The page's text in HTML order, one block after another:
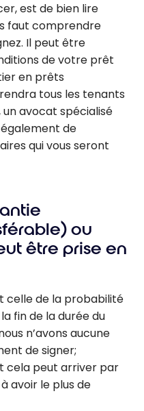
est de bien lire
faut comprendre
Il peut être
de votre prêt
en prêts
tous les tenants
avocat spécialisé
de
qui vous seront
ou
être prise en
celle de la probabilité
fin de la durée du
n’avons aucune
de signer;
cela peut arriver par
avoir le plus de